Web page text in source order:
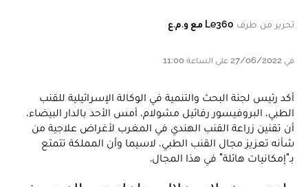
تحرير من طرف Le360 مع و.م.ع
في 27/06/2022 على الساعة 11:00
أكد رئيس لجنة البحث والتنمية في الوكالة الإسرائيلية للقنب
الطبي، البروفيسور رفائيل مشولام، أمس الأحد بالدار البيضاء،
أن تقنين زراعة القنب الهندي في المغرب لأغراض علاجية من
شأنه تعزيز مجال القنب الطبي، لاسيما وأن المملكة تتمتع
بـ"إمكانيات هائلة" في هذا المجال.